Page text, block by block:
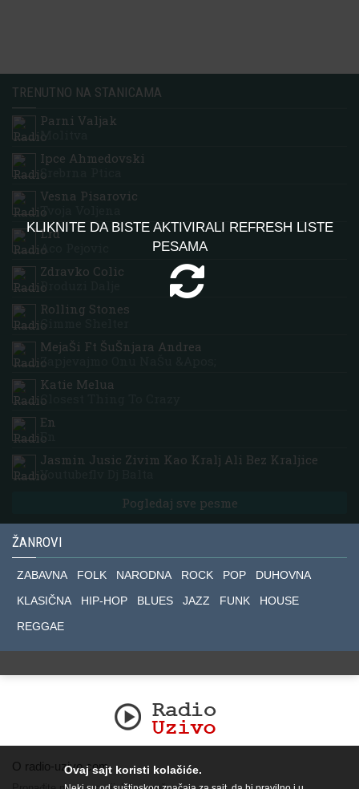
KLIKNITE DA BISTE AKTIVIRALI REFRESH LISTE
PESAMA
TRENUTNO NA STANICAMA
Parni Valjak
Molitva
Ipce Ahmedovski
Srebrna Ptica
Vesna Pisarovic
Tvoja Voljena
Lrd
Aco Pejovic
Zdravko Colic
Produzi Dalje
Rolling Stones
Gimme Shelter
MejaŠi Ft ŠuŠnjara Andrea
Zapjevajmo Onu NaŠu &apos;
Katie Melua
Closest Thing To Crazy
En
En
Jasmin Jusic Zivim Kao Kralj Ali Bez Kraljice
Youtubeflv Dj Balta
Pogledaj sve pesme
ŽANROVI
ZABAVNA FOLK NARODNA ROCK POP
DUHOVNA
KLASIČNA
HIP-HOP BLUES JAZZ FUNK
HOUSE
REGGAE
O radio-uzivo.comOvaj sajt koristi kolačiće.